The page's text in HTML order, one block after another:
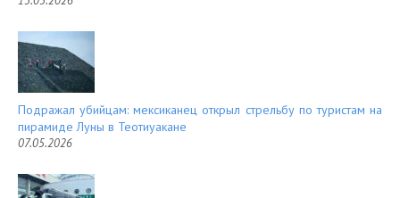
Подражал убийцам: мексиканец открыл стрельбу по туристам на
пирамиде Луны в Теотиуакане
07.05.2026